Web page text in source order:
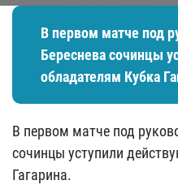
В первом матче под
Береснева сочинцы
обладателям Кубка
В первом матче под
сочинцы уступили
Гагарина.